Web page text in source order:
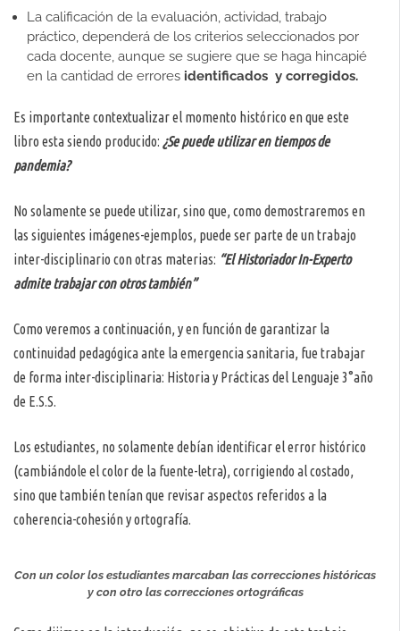
La calificación de la evaluación, actividad, trabajo
práctico, dependerá de los criterios seleccionados por
cada docente, aunque se sugiere que se haga hincapié
en la cantidad de errores identificados y corregidos.
Es importante contextualizar el momento histórico en que este
libro esta siendo producido: ¿Se puede utilizar en tiempos de
pandemia?
No solamente se puede utilizar, sino que, como demostraremos en
las siguientes imágenes-ejemplos, puede ser parte de un trabajo
inter-disciplinario con otras materias: “El Historiador In-Experto
admite trabajar con otros también”
Como veremos a continuación, y en función de garantizar la
continuidad pedagógica ante la emergencia sanitaria, fue trabajar
de forma inter-disciplinaria: Historia y Prácticas del Lenguaje 3°año
de E.S.S.
Los estudiantes, no solamente debían identificar el error histórico
(cambiándole el color de la fuente-letra), corrigiendo al costado,
sino que también tenían que revisar aspectos referidos a la
coherencia-cohesión y ortografía.
Con un color los estudiantes marcaban las correcciones históricas
y con otro las correcciones ortográficas